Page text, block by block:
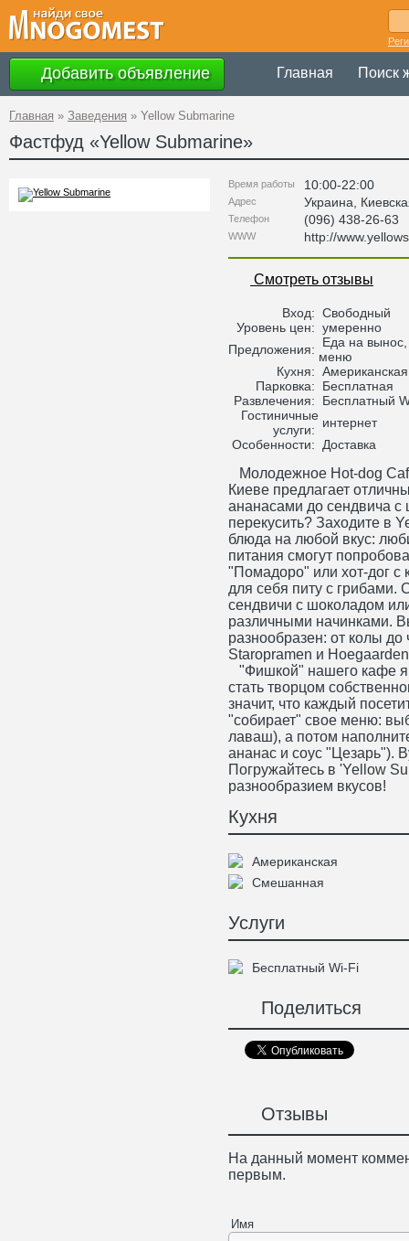
Добавить объявление Главная Поиск
Главная » Заведения » Yellow Submarine
Фастфуд «Yellow Submarine»
Время работы 10:00-22:00
Адрес Украина
Телефон (096) 438-26-63
WWW http://
Смотреть отзывы
Вход: Свободный
Уровень цен: умеренно
Предложения:
Еда на вынос,
меню
Кухня:
Парковка:
Бесплатная
Развлечения:
Бесплатный
Гостиничные
услуги:
интернет
Особенности:
Доставка
Молодежное Hot-dog
Киеве предлагает
ананасами до сендвича с
перекусить? Заходите в
блюда на любой вкус:
питания смогут
"Помадоро" или хот-дог с
для себя питу с
сендвичи с шоколадом
различными начинками.
разнообразен: от колы
Staropramen и
"Фишкой" нашего кафе
стать творцом
значит, что каждый
"собирает" свое меню:
лаваш), а потом
ананас и соус "Цезарь").
Погружайтесь в 'Yellow
разнообразием вкусов!
Кухня
Американская
Смешанная
Услуги
Бесплатный Wi-Fi
Поделиться
Отзывы
На данный момент
первым.
Имя